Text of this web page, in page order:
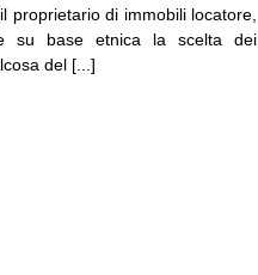
proprietario di immobili locatore,
su base etnica la scelta dei
del [...]